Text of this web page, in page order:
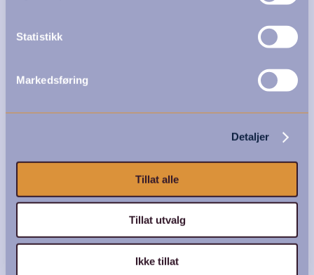
Statistikk
Markedsføring
Detaljer
Tillat alle
Tillat utvalg
Ikke tillat
Frode Henning Killi